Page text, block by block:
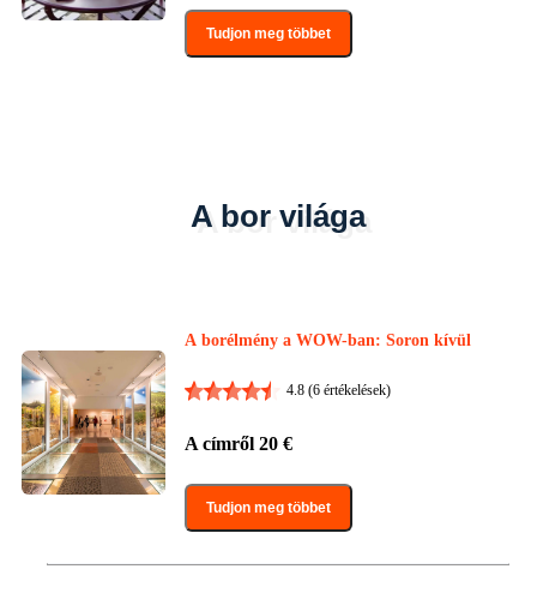
Tudjon meg többet
A bor világa
A borélmény a WOW-ban: Soron kívül
4.8 (6 értékelések)
A címről 20 €
Tudjon meg többet